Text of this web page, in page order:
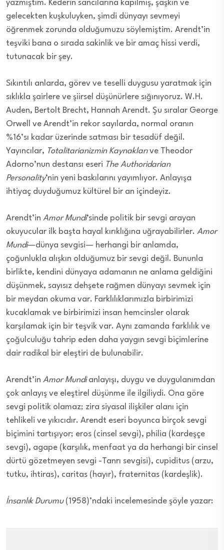
yazmıştım. Kederin sancılarına kapılmış, şaşkın ve
gelecekten kuşkuluyken, şimdi dünyayı sevmeyi
öğrenmek zorunda olduğumuzu söylemiştim. Arendt’in
teşviki bana o sırada sakinlik ve bir amaç hissi verdi,
tutunacak bir şey.
Sıkıntılı anlarda, görev ve teselli duygusu yaratmak için
sıklıkla şairlere ve şiirsel düşünürlere sığınıyoruz. W.H.
Auden, Bertolt Brecht, Hannah Arendt. Şu sıralar George
Orwell ve Arendt’in rekor sayılarda, normal oranın
%16’sı kadar üzerinde satması bir tesadüf değil.
Yayıncılar, Totalitarianizmin Kaynaklarıve Theodor
Adorno’nun destansı eseri The Authoridarian
Personality‘nin yeni baskılarını yayımlıyor. Anlayışa
ihtiyaç duyduğumuz kültürel bir an içindeyiz.
Arendt’in Amor Mundi‘sinde politik bir sevgi arayan
okuyucular ilk başta hayal kırıklığına uğrayabilirler. Amor
Mundi—dünya sevgisi— herhangi bir anlamda,
çoğunlukla alışkın olduğumuz bir sevgi değil. Bununla
birlikte, kendini dünyaya adamanın ne anlama geldiğini
düşünmek, sayısız dehşete rağmen dünyayı sevmek için
bir meydan okuma var. Farklılıklarımızla birbirimizi
kucaklamak ve birbirimizi insan hemcinsler olarak
karşılamak için bir teşvik var. Aynı zamanda farklılık ve
çoğulculuğu tahrip eden daha yaygın sevgi biçimlerine
dair radikal bir eleştiri de bulunabilir.
Arendt’in Amor Mundianlayışı, duygu ve duygulanımdan
çok anlayış ve eleştirel düşünme ile ilgiliydi. Ona göre
sevgi politik olamaz; zira siyasal ilişkiler alanı için
tehlikeli ve yıkıcıdır. Arendt eseri boyunca birçok sevgi
biçimini tartışıyor; eros (cinsel sevgi), philia (kardeşçe
sevgi), agape (karşılık, menfaat ya da herhangi bir cinsel
dürtü gözetmeyen sevgi -Tanrı sevgisi), cupiditus (arzu,
tutku, ihtiras), caritas (hayır), fraternitas (kardeşlik).
İnsanlık Durumu(1958)’ndaki incelemesinde şöyle yazar: